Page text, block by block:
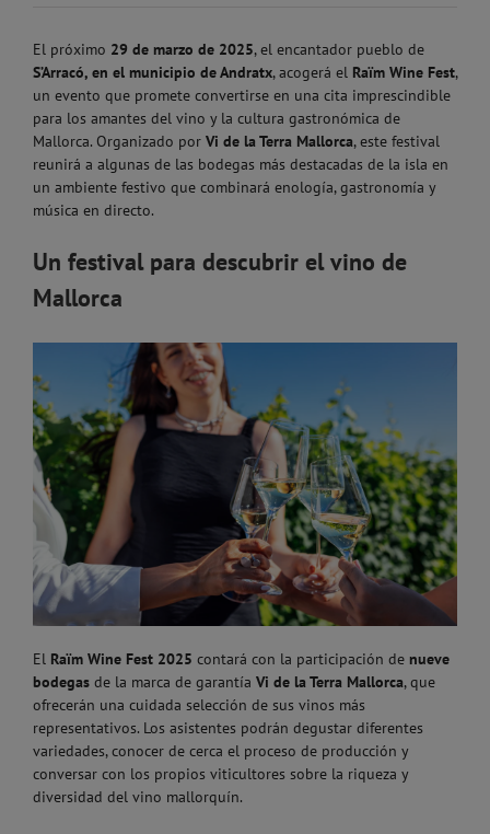
El próximo 29 de marzo de 2025, el encantador pueblo de
S’Arracó, en el municipio de Andratx, acogerá el Raïm Wine Fest,
un evento que promete convertirse en una cita imprescindible
para los amantes del vino y la cultura gastronómica de
Mallorca. Organizado por Vi de la Terra Mallorca, este festival
reunirá a algunas de las bodegas más destacadas de la isla en
un ambiente festivo que combinará enología, gastronomía y
música en directo.
Un festival para descubrir el vino de
Mallorca
El Raïm Wine Fest 2025 contará con la participación de nueve
bodegas de la marca de garantía Vi de la Terra Mallorca, que
ofrecerán una cuidada selección de sus vinos más
representativos. Los asistentes podrán degustar diferentes
variedades, conocer de cerca el proceso de producción y
conversar con los propios viticultores sobre la riqueza y
diversidad del vino mallorquín.